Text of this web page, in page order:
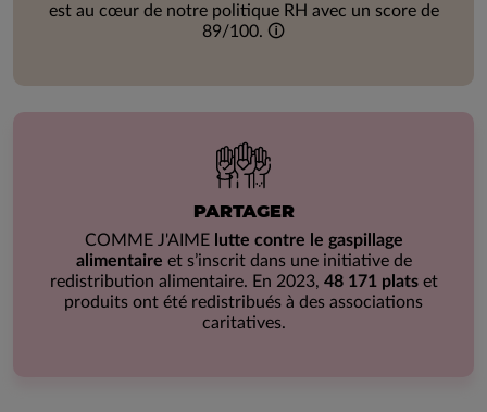
est au cœur de notre politique RH avec un score de
89/100. 🛈
PARTAGER
COMME J'AIME lutte contre le gaspillage
alimentaire et s’inscrit dans une initiative de
redistribution alimentaire. En 2023, 48 171 platset
produits ont été redistribués à des associations
caritatives.